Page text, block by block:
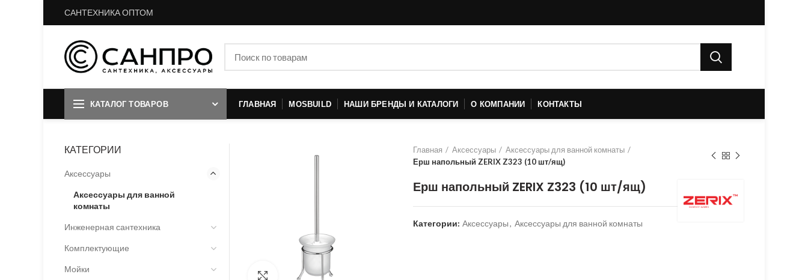
САНТЕХНИКА ОПТОМ
КАТАЛОГ ТОВАРОВ ГЛАВНАЯ MOSBUILD НАШИ БРЕНДЫ И КАТАЛОГИ О КОМПАНИИ КОНТАКТЫ
Нажмите для увеличения
Главная Аксессуары
Аксессуары для ванной комнаты
Ерш напольный ZERIX Z323 (10 шт/ящ)
Ерш напольный ZERIX Z323 (10 шт/ящ)
Категории: Аксессуары, Аксессуары для ванной комнаты
КАТЕГОРИИ
Аксессуары
Аксессуары для ванной
комнаты
Инженерная сантехника
Комплектующие
Мойки